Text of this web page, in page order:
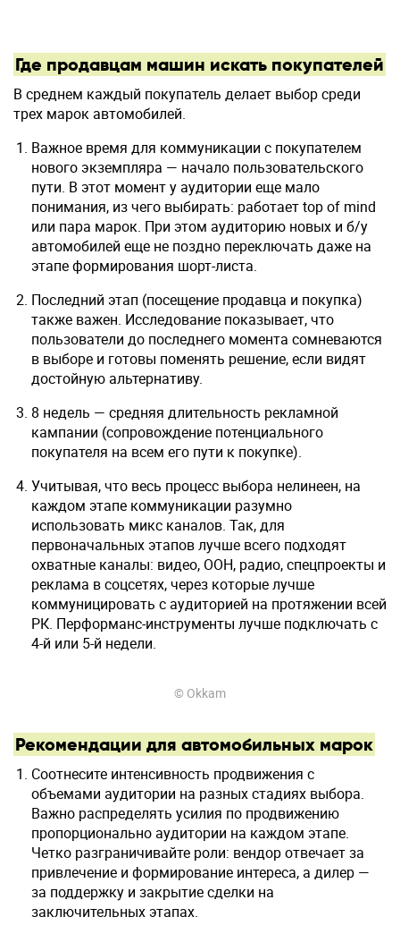
Где продавцам машин искать покупателей
В среднем каждый покупатель делает выбор среди
трех марок автомобилей.
Важное время для коммуникации с покупателем
нового экземпляра — начало пользовательского
пути. В этот момент у аудитории еще мало
понимания, из чего выбирать: работает top of mind
или пара марок. При этом аудиторию новых и б/у
автомобилей еще не поздно переключать даже на
этапе формирования шорт-листа.
Последний этап (посещение продавца и покупка)
также важен. Исследование показывает, что
пользователи до последнего момента сомневаются
в выборе и готовы поменять решение, если видят
достойную альтернативу.
8 недель — средняя длительность рекламной
кампании (сопровождение потенциального
покупателя на всем его пути к покупке).
Учитывая, что весь процесс выбора нелинеен, на
каждом этапе коммуникации разумно
использовать микс каналов. Так, для
первоначальных этапов лучше всего подходят
охватные каналы: видео, OOH, радио, спецпроекты и
реклама в соцсетях, через которые лучше
коммуницировать с аудиторией на протяжении всей
РК. Перформанс-инструменты лучше подключать с
4-й или 5-й недели.
© Okkam
Рекомендации для автомобильных марок
Соотнесите интенсивность продвижения с
объемами аудитории на разных стадиях выбора.
Важно распределять усилия по продвижению
пропорционально аудитории на каждом этапе.
Четко разграничивайте роли: вендор отвечает за
привлечение и формирование интереса, а дилер —
за поддержку и закрытие сделки на
заключительных этапах.